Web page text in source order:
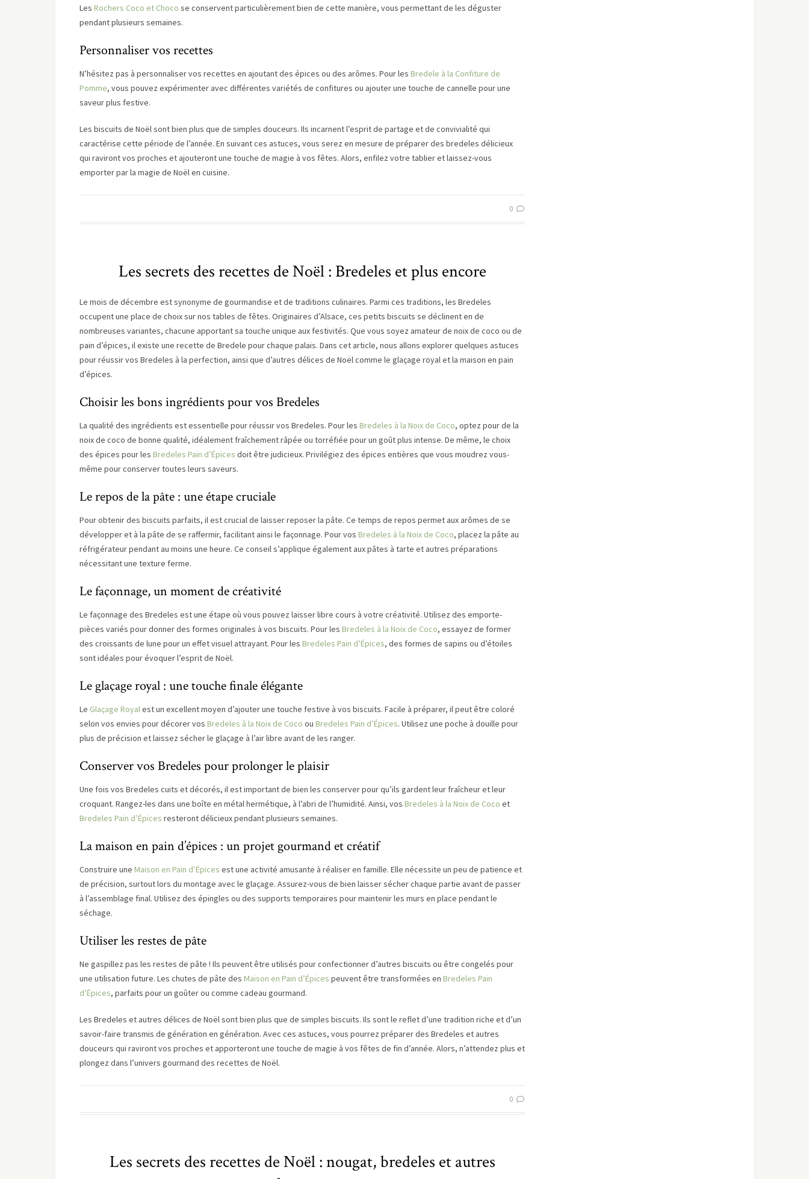
Les Rochers Coco et Choco se conservent particulièrement bien de cette manière, vous permettant de les déguster
pendant plusieurs semaines.
Personnaliser vos recettes
N’hésitez pas à personnaliser vos recettes en ajoutant des épices ou des arômes. Pour les Bredele à la Confiture de
Pomme, vous pouvez expérimenter avec différentes variétés de confitures ou ajouter une touche de cannelle pour une
saveur plus festive.
Les biscuits de Noël sont bien plus que de simples douceurs. Ils incarnent l’esprit de partage et de convivialité qui
caractérise cette période de l’année. En suivant ces astuces, vous serez en mesure de préparer des bredeles délicieux
qui raviront vos proches et ajouteront une touche de magie à vos fêtes. Alors, enfilez votre tablier et laissez-vous
emporter par la magie de Noël en cuisine.
0
Les secrets des recettes de Noël : Bredeles et plus encore
Le mois de décembre est synonyme de gourmandise et de traditions culinaires. Parmi ces traditions, les Bredeles
occupent une place de choix sur nos tables de fêtes. Originaires d’Alsace, ces petits biscuits se déclinent en de
nombreuses variantes, chacune apportant sa touche unique aux festivités. Que vous soyez amateur de noix de coco ou de
pain d’épices, il existe une recette de Bredele pour chaque palais. Dans cet article, nous allons explorer quelques astuces
pour réussir vos Bredeles à la perfection, ainsi que d’autres délices de Noël comme le glaçage royal et la maison en pain
d’épices.
Choisir les bons ingrédients pour vos Bredeles
La qualité des ingrédients est essentielle pour réussir vos Bredeles. Pour les Bredeles à la Noix de Coco, optez pour de la
noix de coco de bonne qualité, idéalement fraîchement râpée ou torréfiée pour un goût plus intense. De même, le choix
des épices pour les Bredeles Pain d’Épices doit être judicieux. Privilégiez des épices entières que vous moudrez vous-
même pour conserver toutes leurs saveurs.
Le repos de la pâte : une étape cruciale
Pour obtenir des biscuits parfaits, il est crucial de laisser reposer la pâte. Ce temps de repos permet aux arômes de se
développer et à la pâte de se raffermir, facilitant ainsi le façonnage. Pour vos Bredeles à la Noix de Coco, placez la pâte au
réfrigérateur pendant au moins une heure. Ce conseil s’applique également aux pâtes à tarte et autres préparations
nécessitant une texture ferme.
Le façonnage, un moment de créativité
Le façonnage des Bredeles est une étape où vous pouvez laisser libre cours à votre créativité. Utilisez des emporte-
pièces variés pour donner des formes originales à vos biscuits. Pour les Bredeles à la Noix de Coco, essayez de former
des croissants de lune pour un effet visuel attrayant. Pour les Bredeles Pain d’Épices, des formes de sapins ou d’étoiles
sont idéales pour évoquer l’esprit de Noël.
Le glaçage royal : une touche finale élégante
Le Glaçage Royalest un excellent moyen d’ajouter une touche festive à vos biscuits. Facile à préparer, il peut être coloré
selon vos envies pour décorer vos Bredeles à la Noix de Coco ou Bredeles Pain d’Épices. Utilisez une poche à douille pour
plus de précision et laissez sécher le glaçage à l’air libre avant de les ranger.
Conserver vos Bredeles pour prolonger le plaisir
Une fois vos Bredeles cuits et décorés, il est important de bien les conserver pour qu’ils gardent leur fraîcheur et leur
croquant. Rangez-les dans une boîte en métal hermétique, à l’abri de l’humidité. Ainsi, vos Bredeles à la Noix de Coco et
Bredeles Pain d’Épices resteront délicieux pendant plusieurs semaines.
La maison en pain d’épices : un projet gourmand et créatif
Construire une Maison en Pain d’Épices est une activité amusante à réaliser en famille. Elle nécessite un peu de patience et
de précision, surtout lors du montage avec le glaçage. Assurez-vous de bien laisser sécher chaque partie avant de passer
à l’assemblage final. Utilisez des épingles ou des supports temporaires pour maintenir les murs en place pendant le
séchage.
Utiliser les restes de pâte
Ne gaspillez pas les restes de pâte ! Ils peuvent être utilisés pour confectionner d’autres biscuits ou être congelés pour
une utilisation future. Les chutes de pâte des Maison en Pain d’Épices peuvent être transformées en Bredeles Pain
d’Épices, parfaits pour un goûter ou comme cadeau gourmand.
Les Bredeles et autres délices de Noël sont bien plus que de simples biscuits. Ils sont le reflet d’une tradition riche et d’un
savoir-faire transmis de génération en génération. Avec ces astuces, vous pourrez préparer des Bredeles et autres
douceurs qui raviront vos proches et apporteront une touche de magie à vos fêtes de fin d’année. Alors, n’attendez plus et
plongez dans l’univers gourmand des recettes de Noël.
0
Les secrets des recettes de Noël : nougat, bredeles et autres